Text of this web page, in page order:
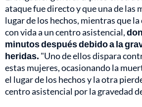
ataque fue directo y que una de las
lugar de los hechos, mientras que
con vida a un centro asistencial,
minutos después debido a la
heridas. "Uno de ellos dispara
estas mujeres, ocasionando la
el lugar de los hechos y la otra
centro asistencial por la gravedad